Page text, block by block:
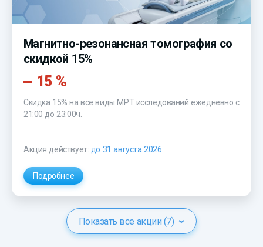
Магнитно-резонансная томография со
скидкой 15%
15 %
Скидка 15% на все виды МРТ исследований ежедневно с
21:00 до 23:00ч.
Акция действует: до 31 августа 2026
Подробнее
Показать все акции (7)